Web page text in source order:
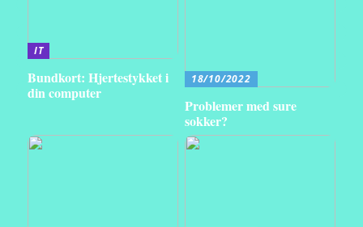
IT
Bundkort: Hjertestykket i
din computer
18/10/2022
Problemer med sure
sokker?